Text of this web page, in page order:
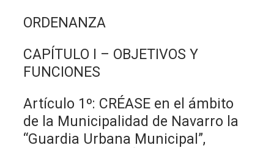
ORDENANZA
CAPÍTULO I – OBJETIVOS Y
FUNCIONES
Artículo 1º: CRÉASE en el ámbito
de la Municipalidad de Navarro la
“Guardia Urbana Municipal”,